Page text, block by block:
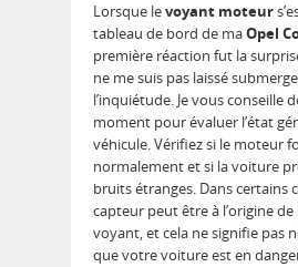
Lorsque levoyant moteur
tableau de bord de maOpel
première réaction fut la
ne me suis pas laissé
l’inquiétude. Je vous conseille
moment pour évaluer l’état
véhicule. Vérifiez si le moteur
normalement et si la voiture
bruits étranges. Dans certains
capteur peut être à l’origine de
voyant, et cela ne signifie pas
que votre voiture est en